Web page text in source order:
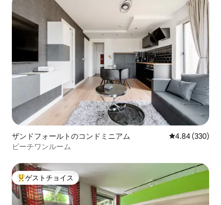
ザンドフォールトのコンドミニアム レビュー330
4.84 (330)
ビーチワンルーム
大好評のゲストチョイスです。
ゲストチョイス